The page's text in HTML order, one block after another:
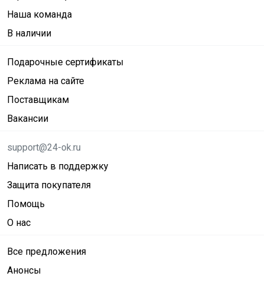
Наша команда
В наличии
Подарочные сертификаты
Реклама на сайте
Поставщикам
Вакансии
support@24-ok.ru
Написать в поддержку
Защита покупателя
Помощь
О нас
Все предложения
Анонсы